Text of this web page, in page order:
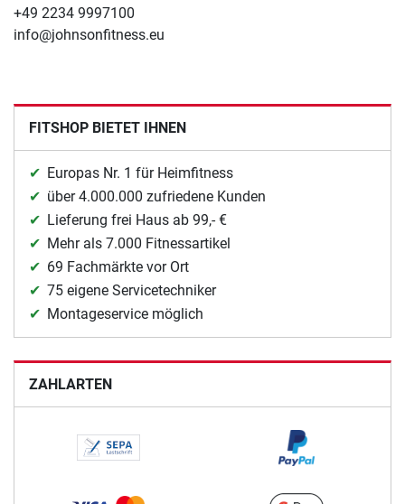
+49 2234 9997100
info@johnsonfitness.eu
FITSHOP BIETET IHNEN
Europas Nr. 1 für Heimfitness
über 4.000.000 zufriedene Kunden
Lieferung frei Haus ab 99,- €
Mehr als 7.000 Fitnessartikel
69 Fachmärkte vor Ort
75 eigene Servicetechniker
Montageservice möglich
ZAHLARTEN